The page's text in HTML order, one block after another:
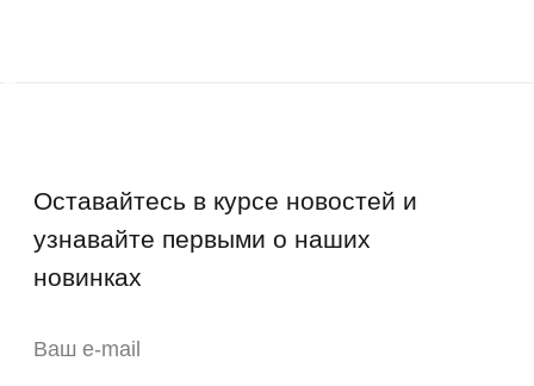
Гарантия
Возврат
Промо-коды